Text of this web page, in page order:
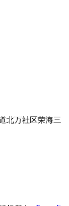
北万社区荣海三